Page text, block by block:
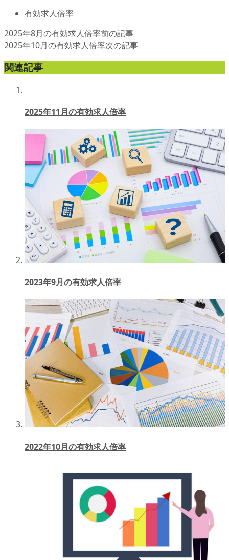
有効求人倍率
2025年8月の有効求人倍率前の記事
2025年10月の有効求人倍率次の記事
関連記事
2025年11月の有効求人倍率
2023年9月の有効求人倍率
2022年10月の有効求人倍率